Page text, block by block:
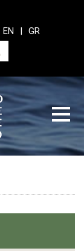
EN GR